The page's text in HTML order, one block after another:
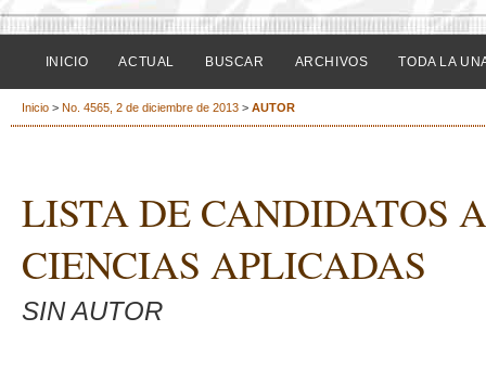
INICIO ACTUAL BUSCAR ARCHIVOS TODA LA
Inicio > No. 4565, 2 de diciembre de 2013 > AUTOR
LISTA DE CANDIDATOS
CIENCIAS APLICADAS
SIN AUTOR